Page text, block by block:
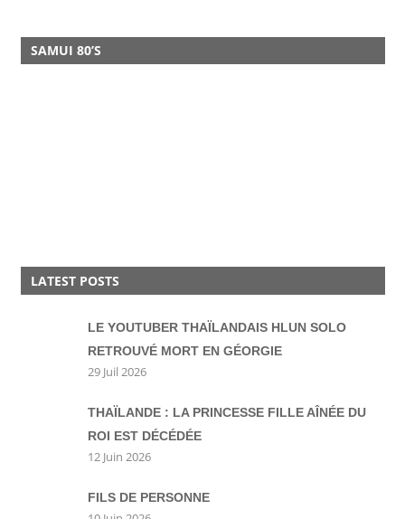
SAMUI 80’S
LATEST POSTS
LE YOUTUBER THAÏLANDAIS HLUN SOLO
RETROUVÉ MORT EN GÉORGIE
29 Juil 2026
THAÏLANDE : LA PRINCESSE FILLE AÎNÉE DU
ROI EST DÉCÉDÉE
12 Juin 2026
FILS DE PERSONNE